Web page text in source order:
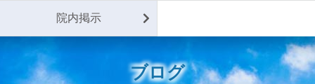
院内掲示
ブログ